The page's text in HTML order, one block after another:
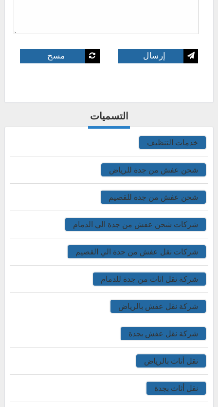
التسميات
خدمات التنظيف
شحن عفش من جدة للرياض
شحن عفش من جدة للقصيم
شركات شحن عفش من جدة الي الدمام
شركات نقل عفش من جدة الي القصيم
شركة نقل اثاث من جدة للدمام
شركة نقل عفش بالرياض
شركة نقل عفش بجدة
نقل أثاث بالرياض
نقل أثاث بجدة